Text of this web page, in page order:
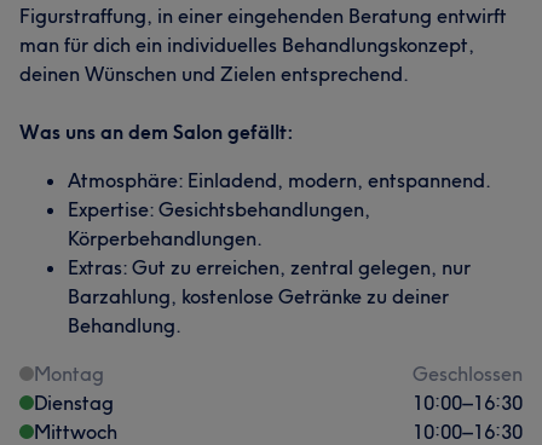
Figurstraffung, in einer eingehenden Beratung entwirft
man für dich ein individuelles Behandlungskonzept,
deinen Wünschen und Zielen entsprechend.
Was uns an dem Salon gefällt:
Atmosphäre: Einladend, modern, entspannend.
Expertise: Gesichtsbehandlungen,
Körperbehandlungen.
Extras: Gut zu erreichen, zentral gelegen, nur
Barzahlung, kostenlose Getränke zu deiner
Behandlung.
Montag
Geschlossen
Dienstag
10:00–16:30
Mittwoch
10:00–16:30